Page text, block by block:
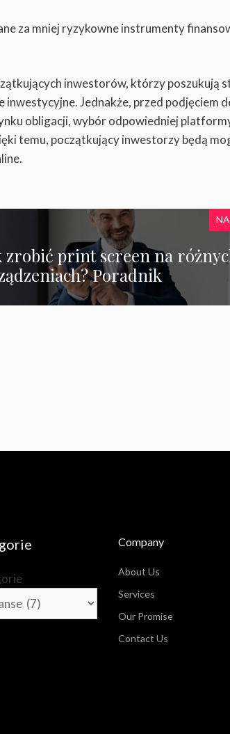
za mniej ryzykowne instrumenty
inwestorów, którzy poszukują
Jednakże, przed podjęciem
obligacji, wybór odpowiedniej
temu, początkujący inwestorzy będą
zrobić print screen na
Poradnik
Company
About Us
Services
Our Promise
Contact Us